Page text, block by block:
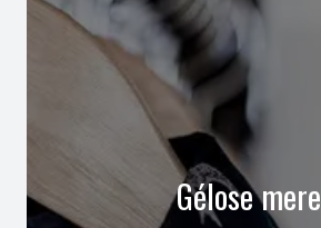
Gélose mere